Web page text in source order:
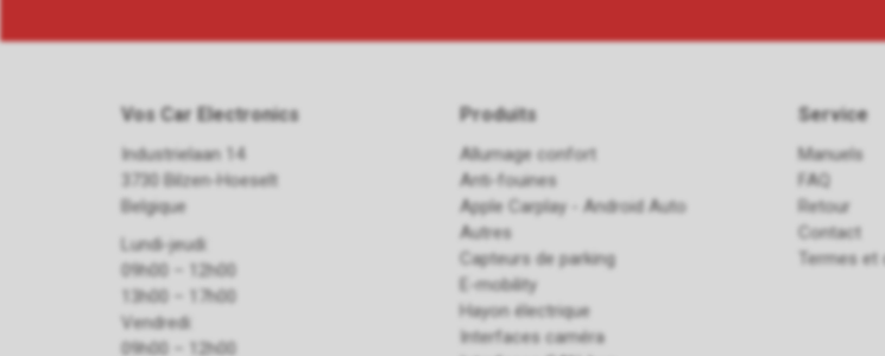
Vos Car Electronics
Industrielaan 14
3730 Bilzen-Hoeselt
Belgique
Lundi-jeudi:
09h00 – 12h00
13h00 – 17h00
Vendredi:
09h00 – 12h00
Produits
Allumage confort
Anti-fouines
Apple Carplay - Android Auto
Autres
Capteurs de parking
E-mobility
Hayon électrique
Interfaces caméra
Service
Manuels
FAQ
Retour
Contact
Termes